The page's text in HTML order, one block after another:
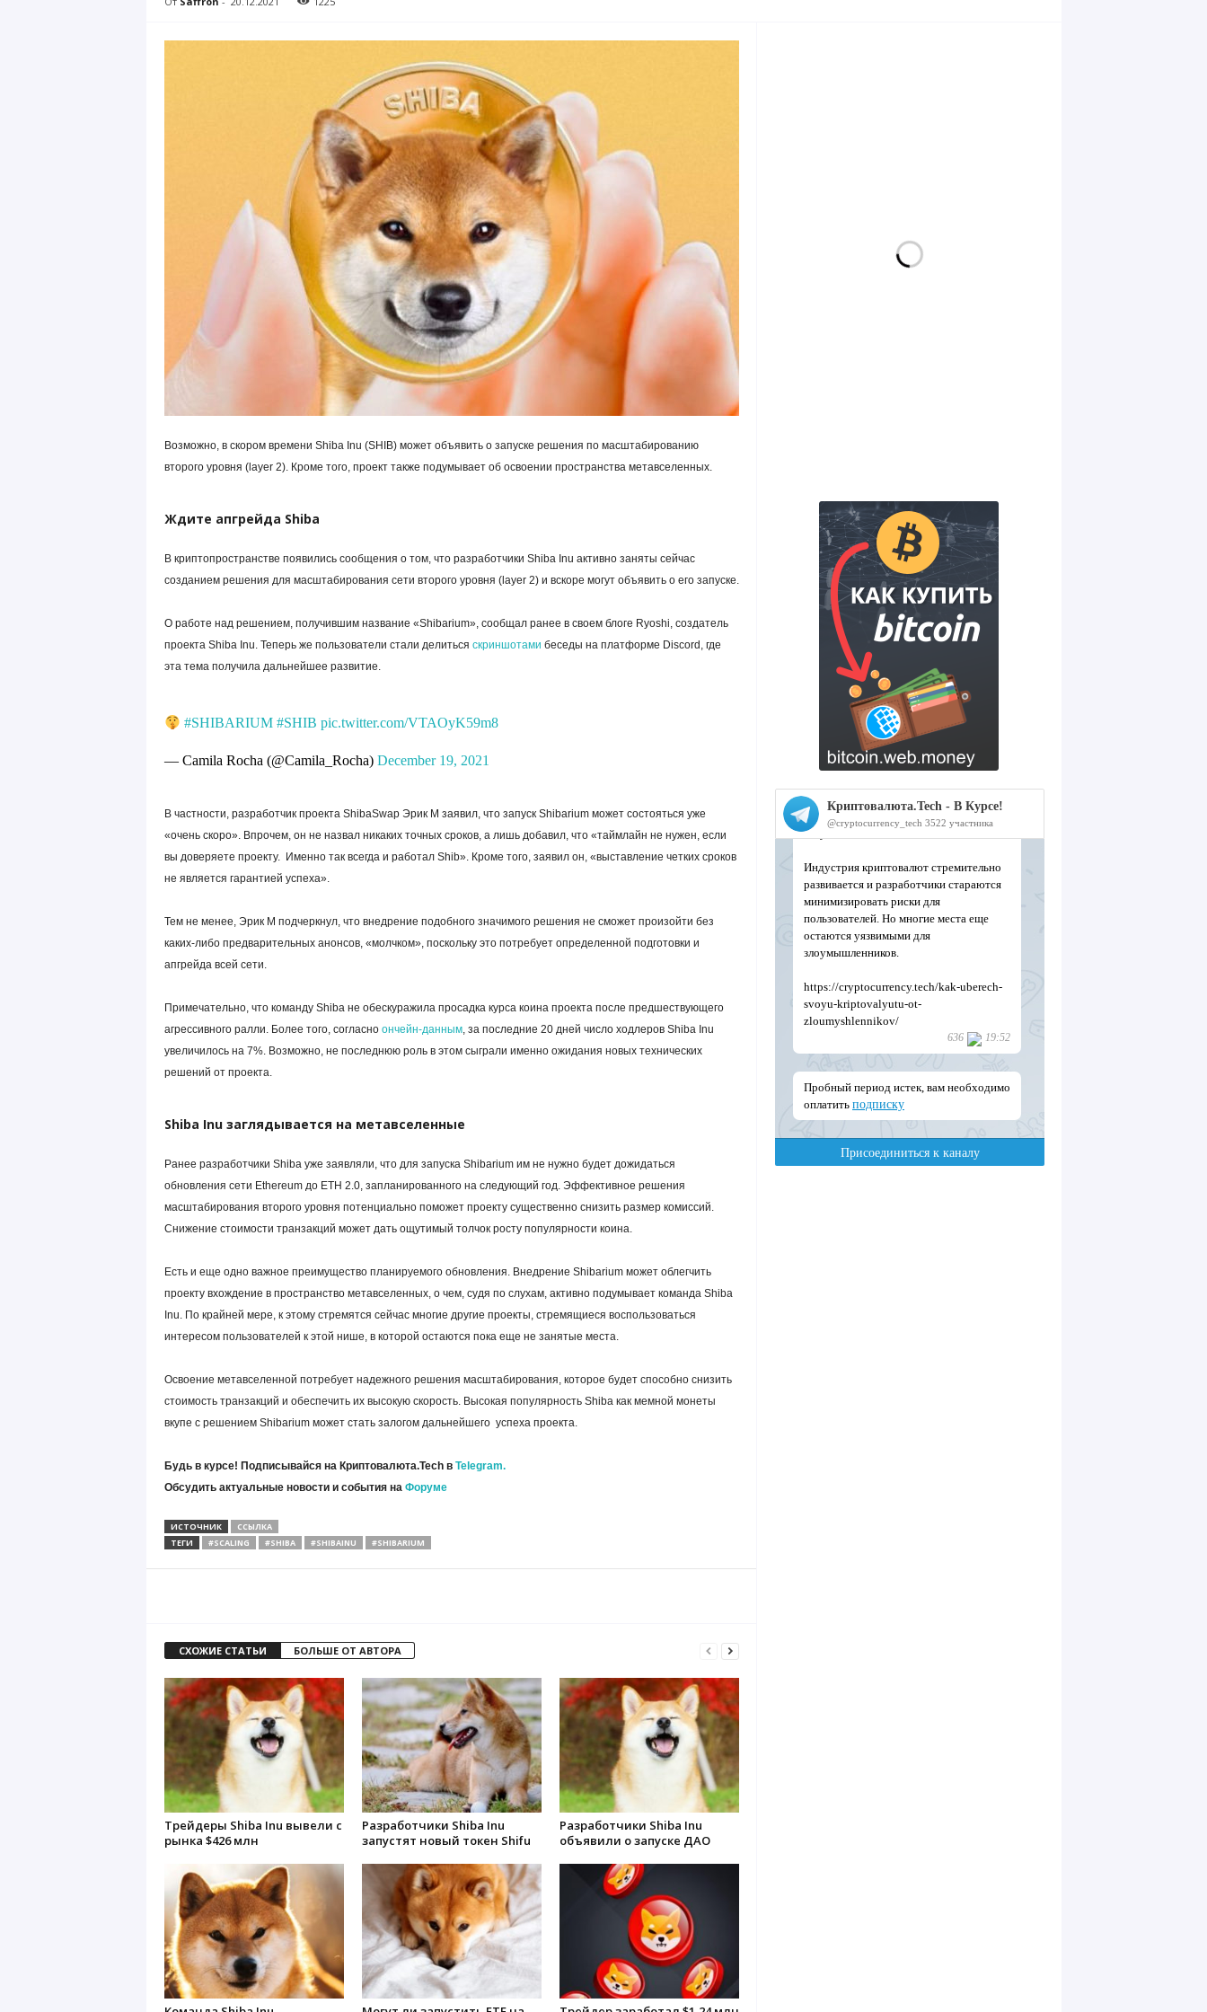
Возможно, в скором времени Shiba Inu (SHIB) может объявить о запуске решения по масштабированию
второго уровня (layer 2). Кроме того, проект также подумывает об освоении пространства метавселенных.
Ждите апгрейда Shiba
В криптопространстве появились сообщения о том, что разработчики Shiba Inu активно заняты сейчас
созданием решения для масштабирования сети второго уровня (layer 2) и вскоре могут объявить о его запуске.
О работе над решением, получившим название «Shibarium», сообщал ранее в своем блоге Ryoshi, создатель
проекта Shiba Inu. Теперь же пользователи стали делиться скриншотами беседы на платформе Discord, где
эта тема получила дальнейшее развитие.
#SHIBARIUM #SHIB pic.twitter.com/VTAOyK59m8
— Camila Rocha (@Camila_Rocha) December 19, 2021
В частности, разработчик проекта ShibaSwap Эpик M заявил, что запуск Shibarium может состояться уже
«очень скоро». Впрочем, он не назвал никаких точных сроков, а лишь добавил, что «таймлайн не нужен, если
вы доверяете проекту. Именно так всегда и работал Shib». Кроме того, заявил он, «выставление четких сроков
не является гарантией успеха».
Тем не менее, Эрик М подчеркнул, что внедрение подобного значимого решения не сможет произойти без
каких-либо предварительных анонсов, «молчком», поскольку это потребует определенной подготовки и
апгрейда всей сети.
Примечательно, что команду Shiba не обескуражила просадка курса коина проекта после предшествующего
агрессивного ралли. Более того, согласно ончейн-данным, за последние 20 дней число ходлеров Shiba Inu
увеличилось на 7%. Возможно, не последнюю роль в этом сыграли именно ожидания новых технических
решений от проекта.
Shiba Inu заглядывается на метавселенные
Ранее разработчики Shiba уже заявляли, что для запуска Shibarium им не нужно будет дожидаться
обновления сети Ethereum до ETH 2.0, запланированного на следующий год. Эффективное решения
масштабирования второго уровня потенциально поможет проекту существенно снизить размер комиссий.
Снижение стоимости транзакций может дать ощутимый толчок росту популярности коина.
Есть и еще одно важное преимущество планируемого обновления. Внедрение Shibarium может облегчить
проекту вхождение в пространство метавселенных, о чем, судя по слухам, активно подумывает команда Shiba
Inu. По крайней мере, к этому стремятся сейчас многие другие проекты, стремящиеся воспользоваться
интересом пользователей к этой нише, в которой остаются пока еще не занятые места.
Освоение метавселенной потребует надежного решения масштабирования, которое будет способно снизить
стоимость транзакций и обеспечить их высокую скорость. Высокая популярность Shiba как мемной монеты
вкупе с решением Shibarium может стать залогом дальнейшего успеха проекта.
Будь в курсе! Подписывайся на Криптовалюта.Tech в Telegram.
Обсудить актуальные новости и события на Форуме
ИСТОЧНИК
ССЫЛКА
ТЕГИ
#SCALING #SHIBA #SHIBAINU #SHIBARIUM
СХОЖИЕ СТАТЬИ БОЛЬШЕ ОТ АВТОРА
Трейдеры Shiba Inu вывели с
рынка $426 млн
Разработчики Shiba Inu
запустят новый токен Shifu
Разработчики Shiba Inu
объявили о запуске ДАО